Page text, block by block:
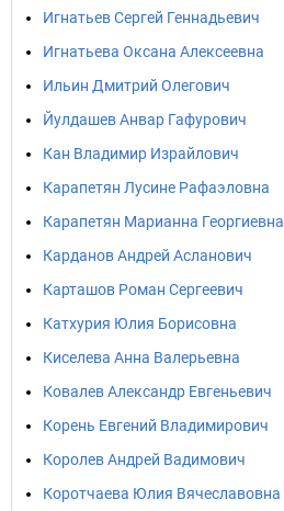
Игнатьев Сергей Геннадьевич
Игнатьева Оксана Алексеевна
Ильин Дмитрий Олегович
Йулдашев Анвар Гафурович
Кан Владимир Израйлович
Карапетян Лусине Рафаэловна
Карапетян Марианна Георгиевна
Карданов Андрей Асланович
Карташов Роман Сергеевич
Катхурия Юлия Борисовна
Киселева Анна Валерьевна
Ковалев Александр Евгеньевич
Корень Евгений Владимирович
Королев Андрей Вадимович
Коротчаева Юлия Вячеславовна